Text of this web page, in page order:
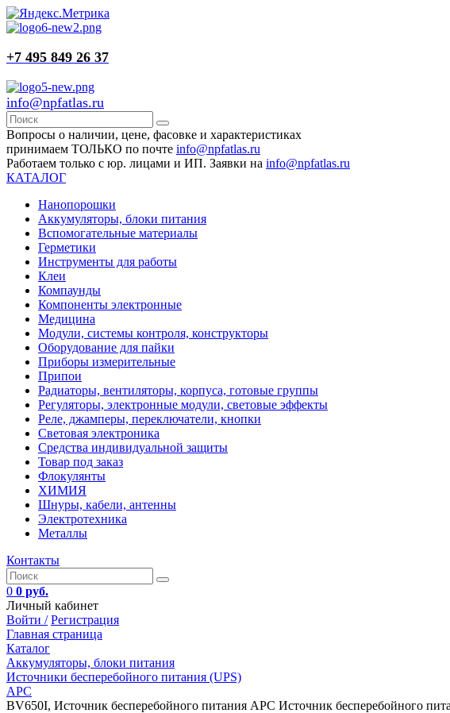
+7 495 849 26 37
info@npfatlas.ru
Вопросы о наличии, цене, фасовке и характеристиках
принимаем ТОЛЬКО по почте info@npfatlas.ru
Работаем только с юр. лицами и ИП. Заявки на info@npfatlas.ru
КАТАЛОГ
Нанопорошки
Аккумуляторы, блоки питания
Вспомогательные материалы
Герметики
Инструменты для работы
Клеи
Компаунды
Компоненты электронные
Медицина
Модули, системы контроля, конструкторы
Оборудование для пайки
Приборы измерительные
Припои
Радиаторы, вентиляторы, корпуса, готовые группы
Регуляторы, электронные модули, световые эффекты
Реле, джамперы, переключатели, кнопки
Световая электроника
Средства индивидуальной защиты
Товар под заказ
Флокулянты
ХИМИЯ
Шнуры, кабели, антенны
Электротехника
Металлы
Контакты
0 0 руб.
Личный кабинет
Войти / Регистрация
Главная страница
Каталог
Аккумуляторы, блоки питания
Источники бесперебойного питания (UPS)
APC
BV650I, Источник бесперебойного питания APC Источник бесперебойного